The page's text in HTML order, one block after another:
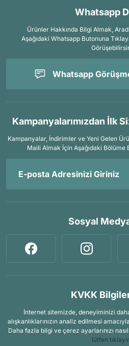
Whatsapp
Ürünler Hakkında Bilgi Almak,
Aşağıdaki Whatsapp Butonuna
Whatsapp
Kampanyalarımızdan İlk
Kampanyalar, İndirimler ve Yeni Gelen
Maili Almak İçin Aşağıdaki
Sosyal
KVKK
İnternet sitemizde, deneyiminizi
alışkanlıklarınızın analiz edilmesi
Daha fazla bilgi ve çerez ayarlarınızı
lütfen